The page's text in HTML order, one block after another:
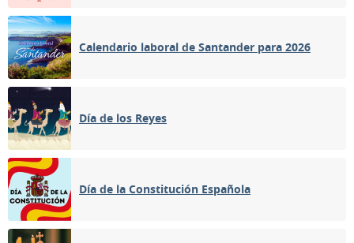
Calendario laboral de Santander para 2026
Día de los Reyes
Día de la Constitución Española